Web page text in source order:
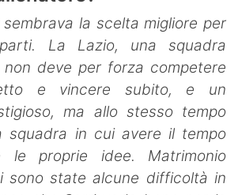
sembrava la scelta migliore per
La Lazio, una squadra
deve per forza competere
e vincere subito, e un
ma allo stesso tempo
squadra in cui avere il tempo
le proprie idee. Matrimonio
sono state alcune difficoltà in